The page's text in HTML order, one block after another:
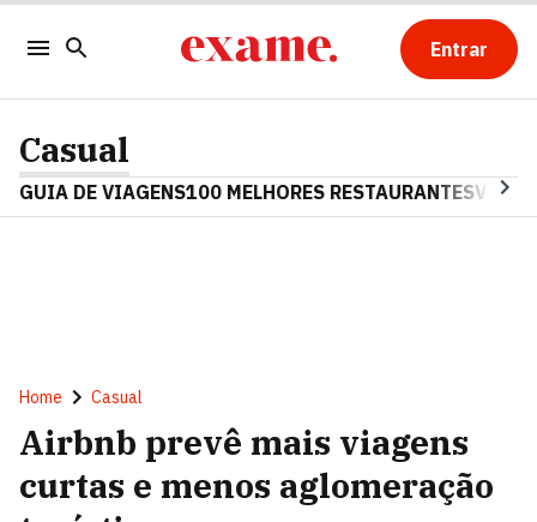
Entrar
Casual
GUIA DE VIAGENS100 MELHORES RESTAURANTES
Home Casual
Airbnb prevê mais viagens
curtas e menos aglomeração